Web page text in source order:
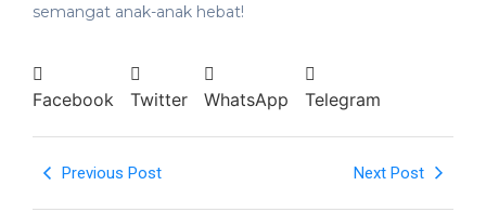
semangat anak-anak hebat!
Facebook Twitter WhatsApp Telegram
Previous Post Next Post